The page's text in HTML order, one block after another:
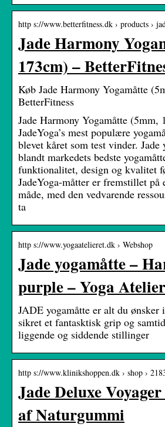
http s://www.betterfitness.dk › products ›
Jade Harmony
173cm) –
Køb Jade Harmony Yogamåtte
BetterFitness
Jade Harmony Yogamåtte (5mm,
JadeYoga’s mest populære
blevet kåret som test vinder. Jade
blandt markedets bedste
funktionalitet, design og kvalitet
JadeYoga-måtter er fremstillet på
måde, med den vedvarende
ta
http s://www.yogaatelieret.dk › Webshop
Jade yogamåtte –
purple – Yoga
JADE yogamåtte er alt du ønsker
sikret et fantasktisk grip og
liggende og siddende stillinger
http s://www.klinikshoppen.dk › shop ›
Jade Deluxe
af Naturgummi